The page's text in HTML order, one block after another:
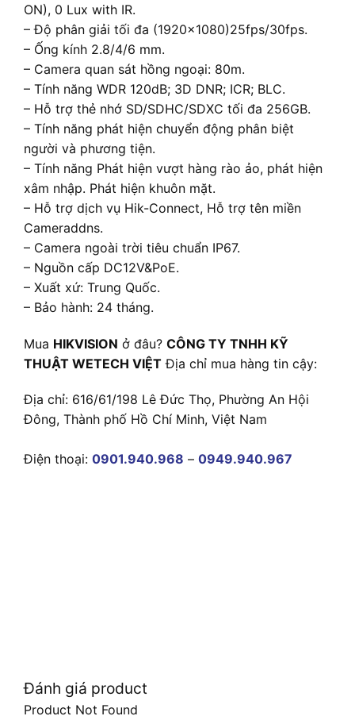
ON), 0 Lux with IR.
– Độ phân giải tối đa (1920×1080)25fps/30fps.
– Ống kính 2.8/4/6 mm.
– Camera quan sát hồng ngoại: 80m.
– Tính năng WDR 120dB; 3D DNR; ICR; BLC.
– Hỗ trợ thẻ nhớ SD/SDHC/SDXC tối đa 256GB.
– Tính năng phát hiện chuyển động phân biệt
người và phương tiện.
– Tính năng Phát hiện vượt hàng rào ảo, phát hiện
xâm nhập. Phát hiện khuôn mặt.
– Hỗ trợ dịch vụ Hik-Connect, Hỗ trợ tên miền
Cameraddns.
– Camera ngoài trời tiêu chuẩn IP67.
– Nguồn cấp DC12V&PoE.
– Xuất xứ: Trung Quốc.
– Bảo hành: 24 tháng.
Mua HIKVISION ở đâu? CÔNG TY TNHH KỸ
THUẬT WETECH VIỆT Địa chỉ mua hàng tin cậy:
Địa chỉ: 616/61/198 Lê Đức Thọ, Phường An Hội
Đông, Thành phố Hồ Chí Minh, Việt Nam
Điện thoại: 0901.940.968 – 0949.940.967
Đánh giá product
Product Not Found